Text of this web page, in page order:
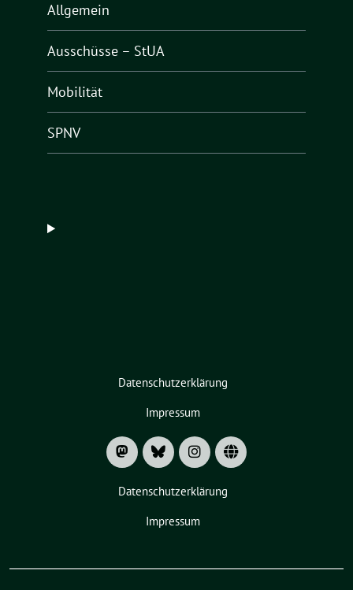
Allgemein
Ausschüsse – StUA
Mobilität
SPNV
Datenschutzerklärung
Impressum
Datenschutzerklärung
Impressum